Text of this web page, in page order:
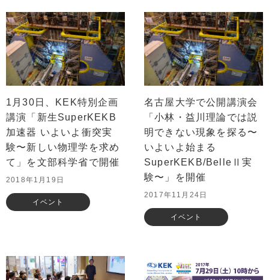
1月30日、KEK特別企画
講演「新生SuperKEKB
加速器 いよいよ衝突実
験〜新しい物理学を求め
て」を文部科学省で開催
2018年1月19日
イベント
名古屋大学で公開講演会
「小林・益川理論では説
明できない現象を探る〜
いよいよ始まる
SuperKEKB/BelleⅡ実
験〜」を開催
2017年11月24日
イベント